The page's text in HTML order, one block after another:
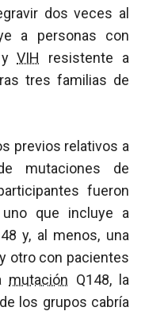
dos veces al
a personas con
yVIH
resistente a
tres familias de
previos relativos a
mutaciones de
fueron
que incluye a
y, al menos, una
otro con pacientes
mutación Q148, la
los grupos cabría